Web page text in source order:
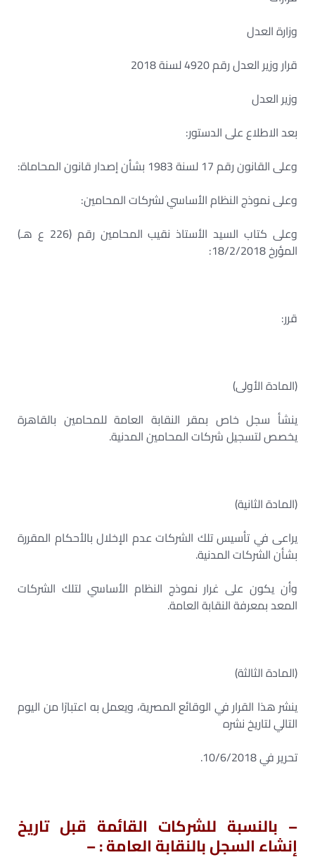
وزارة العدل
قرار وزير العدل رقم 4920 لسنة 2018
وزير العدل
بعد الاطلاع على الدستور:
وعلى القانون رقم 17 لسنة 1983 بشأن إصدار قانون المحاماة:
وعلى نموذج النظام الأساسي لشركات المحامين:
وعلى كتاب السيد الأستاذ نقيب المحامين رقم (226 ع هـ)
المؤرخ 18/2/2018:
قرر:
(المادة الأولى)
ينشأ سجل خاص بمقر النقابة العامة للمحامين بالقاهرة
يخصص لتسجيل شركات المحامين المدنية.
(المادة الثانية)
يراعى في تأسيس تلك الشركات عدم الإخلال بالأحكام المقررة
بشأن الشركات المدنية.
وأن يكون على غرار نموذج النظام الأساسي لتلك الشركات
المعد بمعرفة النقابة العامة.
(المادة الثالثة)
ينشر هذا القرار في الوقائع المصرية، ويعمل به اعتبارًا من اليوم
التالي لتاريخ نشره
تحرير في 10/6/2018.
– بالنسبة للشركات القائمة قبل تاريخ
إنشاء السجل بالنقابة العامة : –